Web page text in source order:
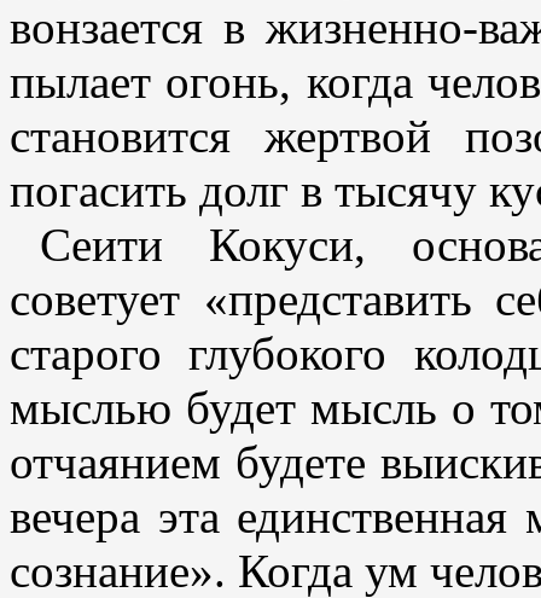
вонзается в жизненно-
пылает огонь, когда
становится жертвой
погасить долг в тысячу
Сеити Кокуси,
советует «представить
старого глубокого
мыслью будет мысль о
отчаянием будете
вечера эта
сознание». Когда ум